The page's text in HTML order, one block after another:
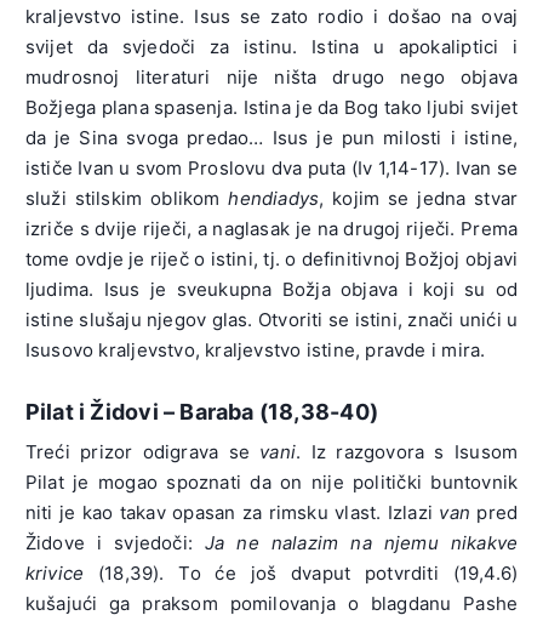
kraljevstvo istine. Isus se zato rodio i došao na ovaj
svijet da svjedoči za istinu. Istina u apokaliptici i
mudrosnoj literaturi nije ništa drugo nego objava
Božjega plana spasenja. Istina je da Bog tako ljubi svijet
da je Sina svoga predao… Isus je pun milosti i istine,
ističe Ivan u svom Proslovu dva puta (Iv 1,14-17). Ivan se
služi stilskim oblikomhendiadys, kojim se jedna stvar
izriče s dvije riječi, a naglasak je na drugoj riječi. Prema
tome ovdje je riječ o istini, tj. o definitivnoj Božjoj objavi
ljudima. Isus je sveukupna Božja objava i koji su od
istine slušaju njegov glas. Otvoriti se istini, znači unići u
Isusovo kraljevstvo, kraljevstvo istine, pravde i mira.
Pilat i Židovi – Baraba (18,38-40)
Treći prizor odigrava se vani. Iz razgovora s Isusom
Pilat je mogao spoznati da on nije politički buntovnik
niti je kao takav opasan za rimsku vlast. Izlazi van pred
Židove i svjedoči:Ja ne nalazim na njemu nikakve
krivice (18,39). To će još dvaput potvrditi (19,4.6)
kušajući ga praksom pomilovanja o blagdanu Pashe